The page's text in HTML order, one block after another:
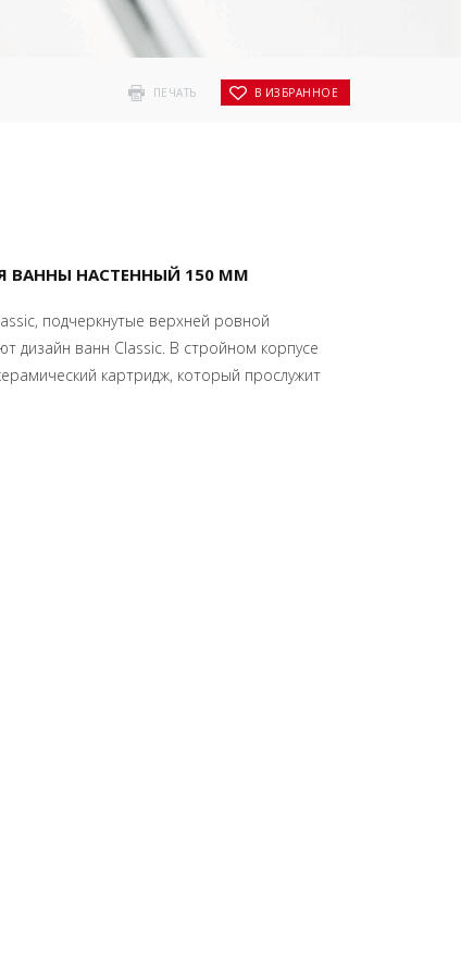
ПЕЧАТЬ В ИЗБРАННОЕ
ВАННЫ НАСТЕННЫЙ 150 ММ
подчеркнутые верхней ровной
дизайн ванн Classic. В стройном корпусе
картридж, который прослужит